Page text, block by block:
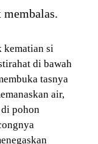
kematian si
di bawah
tasnya
air,
pohon